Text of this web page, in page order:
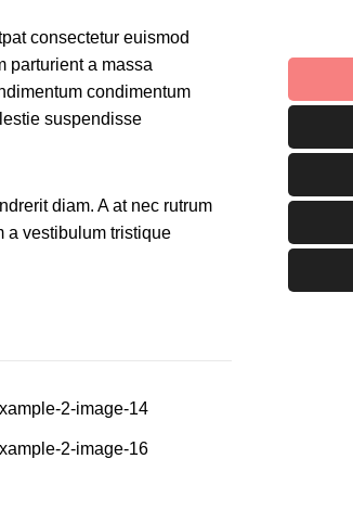
consectetur euismod
parturient a massa
condimentum
suspendisse
diam. A at nec rutrum
a vestibulum tristique